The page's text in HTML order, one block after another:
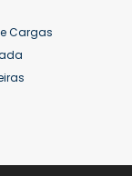
Cargas